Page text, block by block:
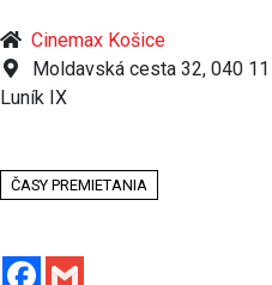
Cinemax Košice
Moldavská cesta 32, 040
Luník IX
ČASY PREMIETANIA
Facebook